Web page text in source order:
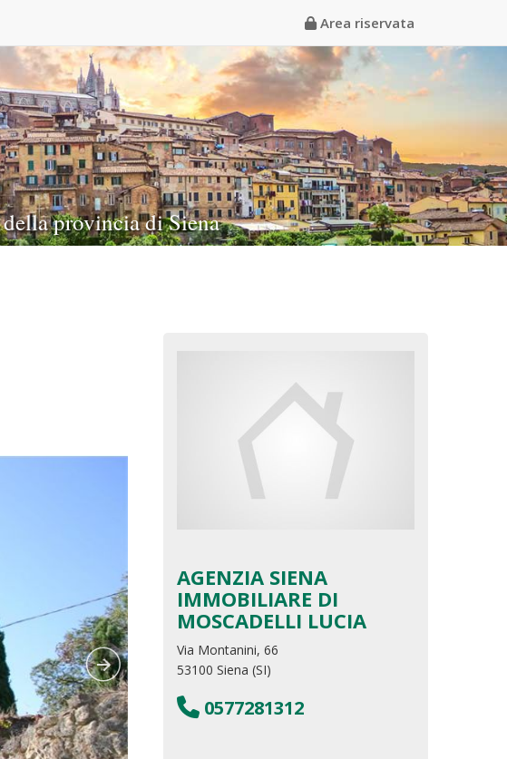
Area riservata
provincia di Siena
AGENZIA SIENA
IMMOBILIARE DI
MOSCADELLI LUCIA
Via Montanini, 66
53100 Siena (SI)
0577281312